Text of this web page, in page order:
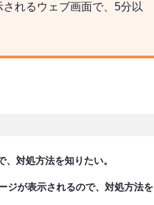
れるウェブ画面で、5分以
対処方法を知りたい。
ジが表示されるので、対処方法を